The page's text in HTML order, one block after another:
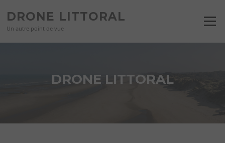
contenu
DRONE LITTORAL
Un autre point de vue
Menu
DRONE LITTORAL